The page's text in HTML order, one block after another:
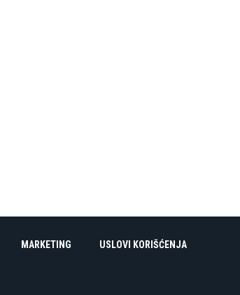
MARKETING USLOVI KORIŠĆENJA